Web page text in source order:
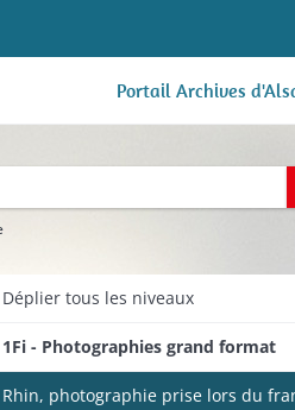
Portail Archives
Dépliertous les niveaux
1Fi - Photographies grand format
Rhin, photographie prise lors du